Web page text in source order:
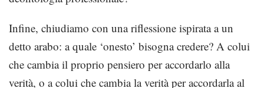
Infine, chiudiamo con una riflessione ispirata a un
detto arabo: a quale ‘onesto’ bisogna credere? A colui
che cambia il proprio pensiero per accordarlo alla
verità, o a colui che cambia la verità per accordarla al